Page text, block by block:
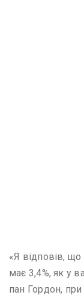
«Я відповів, що
має 3,4%, як у
пан Гордон,